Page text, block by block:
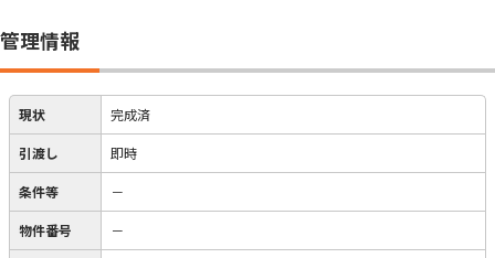
管理情報
現状 完成済
引渡し 即時
条件等 －
物件番号 －